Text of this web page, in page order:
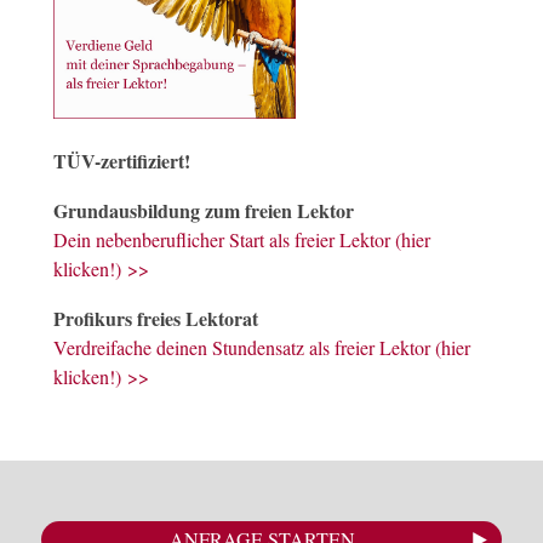
TÜV-zertifiziert!
Grundausbildung zum freien Lektor
Dein nebenberuflicher Start als freier Lektor (hier
klicken!) >>
Profikurs freies Lektorat
Verdreifache deinen Stundensatz als freier Lektor (hier
klicken!) >>